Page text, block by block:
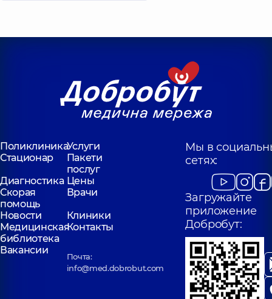
ПоликлиникаУслуги
Стационар
Пакети
послуг
Диагностика Цены
Скорая
помощь
Врачи
Новости
Клиники
Медицинская
библиотека
Контакты
Вакансии
Почта:
info@med.dobrobut.com
Мы в
сетях:
Загружайте
приложение
Добробут: